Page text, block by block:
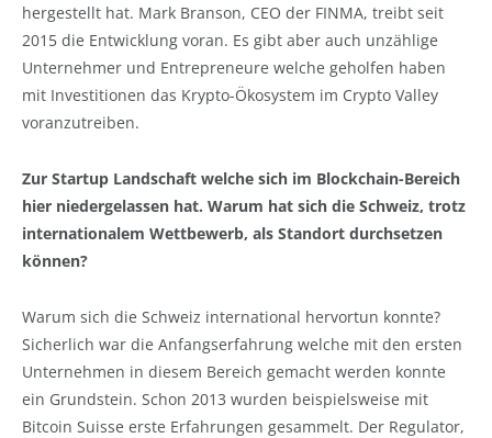
hergestellt hat. Mark Branson, CEO der FINMA, treibt seit
2015 die Entwicklung voran. Es gibt aber auch unzählige
Unternehmer und Entrepreneure welche geholfen haben
mit Investitionen das Krypto-Ökosystem im Crypto Valley
voranzutreiben.
Zur Startup Landschaft welche sich im Blockchain-Bereich
hier niedergelassen hat. Warum hat sich die Schweiz, trotz
internationalem Wettbewerb, als Standort durchsetzen
können?
Warum sich die Schweiz international hervortun konnte?
Sicherlich war die Anfangserfahrung welche mit den ersten
Unternehmen in diesem Bereich gemacht werden konnte
ein Grundstein. Schon 2013 wurden beispielsweise mit
Bitcoin Suisse erste Erfahrungen gesammelt. Der Regulator,